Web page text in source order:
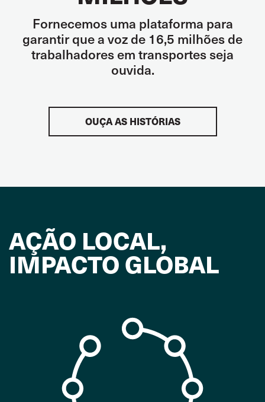
Fornecemos uma plataforma para
garantir que a voz de 16,5 milhões de
trabalhadores em transportes seja
ouvida.
OUÇA AS HISTÓRIAS
AÇÃO LOCAL,
IMPACTO GLOBAL